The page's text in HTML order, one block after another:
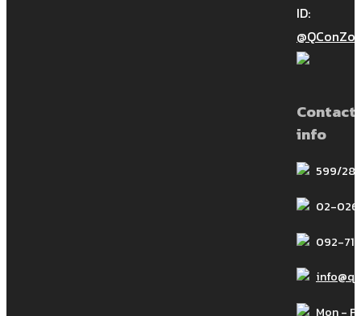
ID:
@QConZol
Contact
info
599/28
02-
092-
Mon -